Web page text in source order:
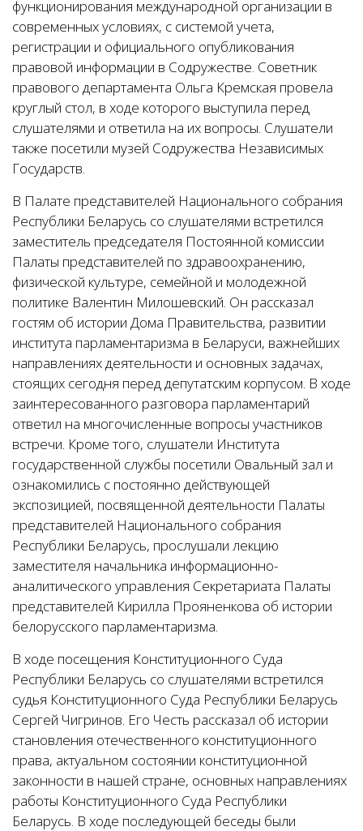
функционирования международной организации в
современных условиях, с системой учета,
регистрации и официального опубликования
правовой информации в Содружестве. Советник
правового департамента Ольга Кремская провела
круглый стол, в ходе которого выступила перед
слушателями и ответила на их вопросы. Слушатели
также посетили музей Содружества Независимых
Государств.
В Палате представителей Национального собрания
Республики Беларусь со слушателями встретился
заместитель председателя Постоянной комиссии
Палаты представителей по здравоохранению,
физической культуре, семейной и молодежной
политике Валентин Милошевский. Он рассказал
гостям об истории Дома Правительства, развитии
института парламентаризма в Беларуси, важнейших
направлениях деятельности и основных задачах,
стоящих сегодня перед депутатским корпусом. В ходе
заинтересованного разговора парламентарий
ответил на многочисленные вопросы участников
встречи. Кроме того, слушатели Института
государственной службы посетили Овальный зал и
ознакомились с постоянно действующей
экспозицией, посвященной деятельности Палаты
представителей Национального собрания
Республики Беларусь, прослушали лекцию
заместителя начальника информационно-
аналитического управления Секретариата Палаты
представителей Кирилла Прояненкова об истории
белорусского парламентаризма.
В ходе посещения Конституционного Суда
Республики Беларусь со слушателями встретился
судья Конституционного Суда Республики Беларусь
Сергей Чигринов. Его Честь рассказал об истории
становления отечественного конституционного
права, актуальном состоянии конституционной
законности в нашей стране, основных направлениях
работы Конституционного Суда Республики
Беларусь. В ходе последующей беседы были